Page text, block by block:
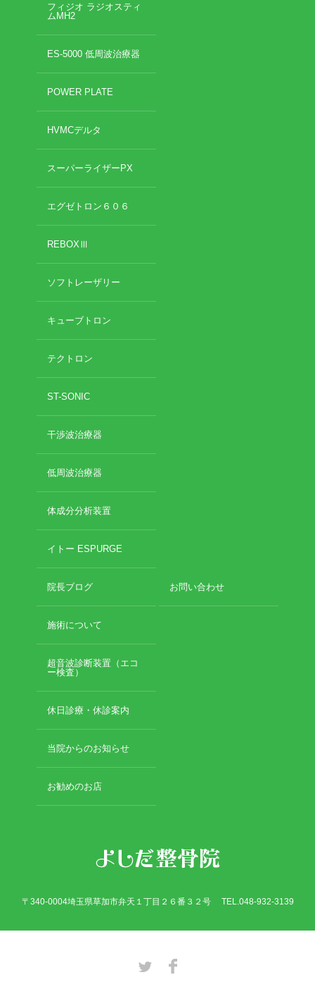
フィジオ ラジオスティ
ムMH2
ES-5000 低周波治療器
POWER PLATE
HVMCデルタ
スーパーライザーPX
エグゼトロン６０６
REBOXⅢ
ソフトレーザリー
キューブトロン
テクトロン
ST-SONIC
干渉波治療器
低周波治療器
体成分分析装置
イトー ESPURGE
院長ブログ
施術について
超音波診断装置（エコ
ー検査）
休日診療・休診案内
当院からのお知らせ
お勧めのお店
お問い合わせ
〒340-0004埼玉県草加市弁天１丁目２６番３２号 TEL.048-932-3139